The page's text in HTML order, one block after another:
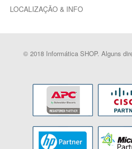
LOCALIZAÇÃO & INFO
© 2018 Informática SHOP. Alguns